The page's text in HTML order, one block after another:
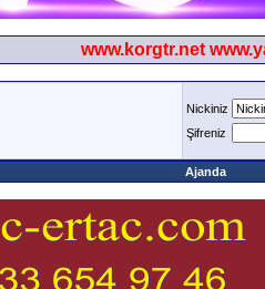
www.korgtr.net
Nickiniz
Şifreniz
Ajanda